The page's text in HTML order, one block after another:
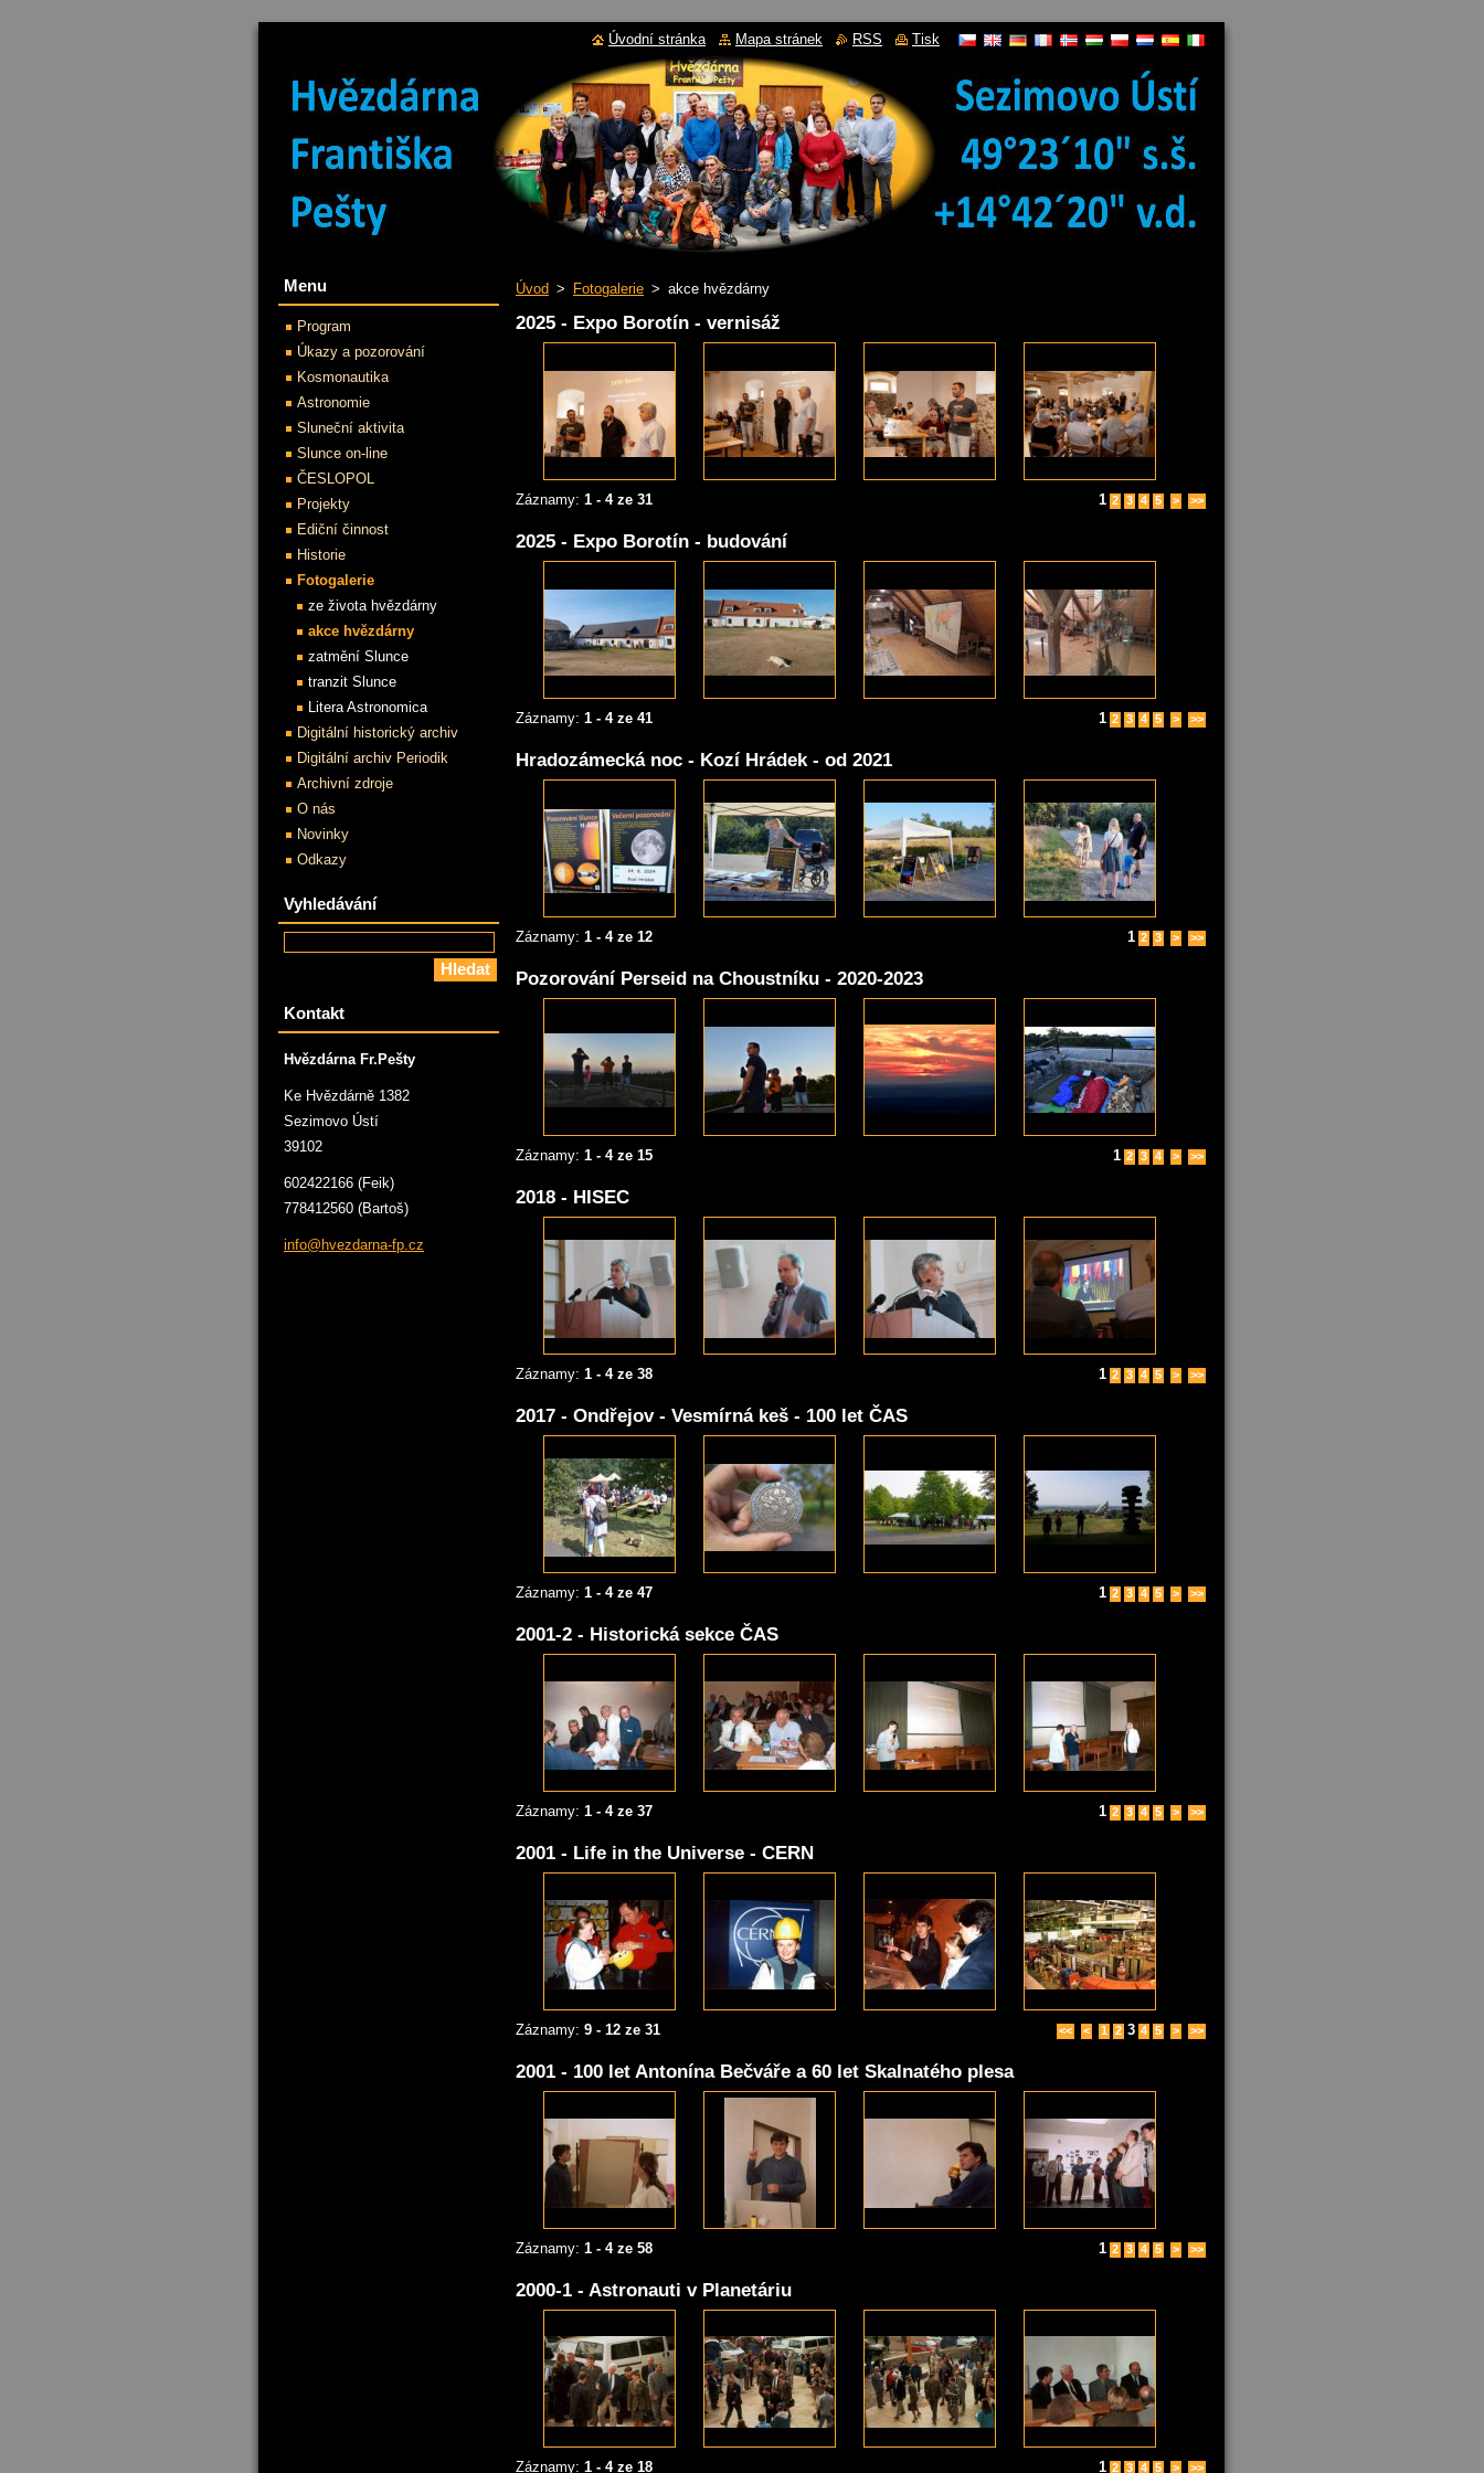
Úvod > Fotogalerie > akce hvězdárny
2025 - Expo Borotín - vernisáž
Záznamy: 1 - 4 ze 31 1 2 3 4 5 > >>
2025 - Expo Borotín - budování
Záznamy: 1 - 4 ze 41 1 2 3 4 5 > >>
Hradozámecká noc - Kozí Hrádek - od 2021
Záznamy: 1 - 4 ze 12 1 2 3 > >>
Pozorování Perseid na Choustníku - 2020-2023
Záznamy: 1 - 4 ze 15 1 2 3 4 > >>
2018 - HISEC
Záznamy: 1 - 4 ze 38 1 2 3 4 5 > >>
2017 - Ondřejov - Vesmírná keš - 100 let ČAS
Záznamy: 1 - 4 ze 47 1 2 3 4 5 > >>
2001-2 - Historická sekce ČAS
Záznamy: 1 - 4 ze 37 1 2 3 4 5 > >>
2001 - Life in the Universe - CERN
Záznamy: 9 - 12 ze 31 << < 1 2 3 4 5 > >>
2001 - 100 let Antonína Bečváře a 60 let Skalnatého plesa
Záznamy: 1 - 4 ze 58 1 2 3 4 5 > >>
2000-1 - Astronauti v Planetáriu
Záznamy: 1 - 4 ze 18 1 2 3 4 5 > >>
Menu
Program
Úkazy a pozorování
Kosmonautika
Astronomie
Sluneční aktivita
Slunce on-line
ČESLOPOL
Projekty
Ediční činnost
Historie
Fotogalerie
ze života hvězdárny
akce hvězdárny
zatmění Slunce
tranzit Slunce
Litera Astronomica
Digitální historický archiv
Digitální archiv Periodik
Archivní zdroje
O nás
Novinky
Odkazy
Vyhledávání
Kontakt
Hvězdárna Fr.Pešty
Ke Hvězdárně 1382
Sezimovo Ústí
39102
602422166 (Feik)
778412560 (Bartoš)
info@hvezdarna-fp.cz
Úvodní stránka Mapa stránek RSS Tisk